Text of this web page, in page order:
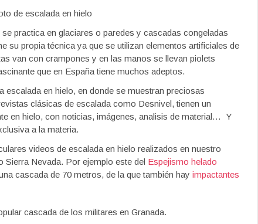
practica en glaciares o paredes y cascadas congeladas
su propia técnica ya que se utilizan elementos artificiales de
van con crampones y en las manos se llevan piolets
que en España tiene muchos adeptos.
escalada en hielo, en donde se muestran preciosas
clásicas de escalada como Desnivel, tienen un
en hielo, con noticias, imágenes, analisis de material… Y
a la materia.
videos de escalada en hielo realizados en nuestro
Nevada. Por ejemplo este del Espejismo helado
cascada de 70 metros, de la que también hay impactantes
cascada de los militares en Granada.